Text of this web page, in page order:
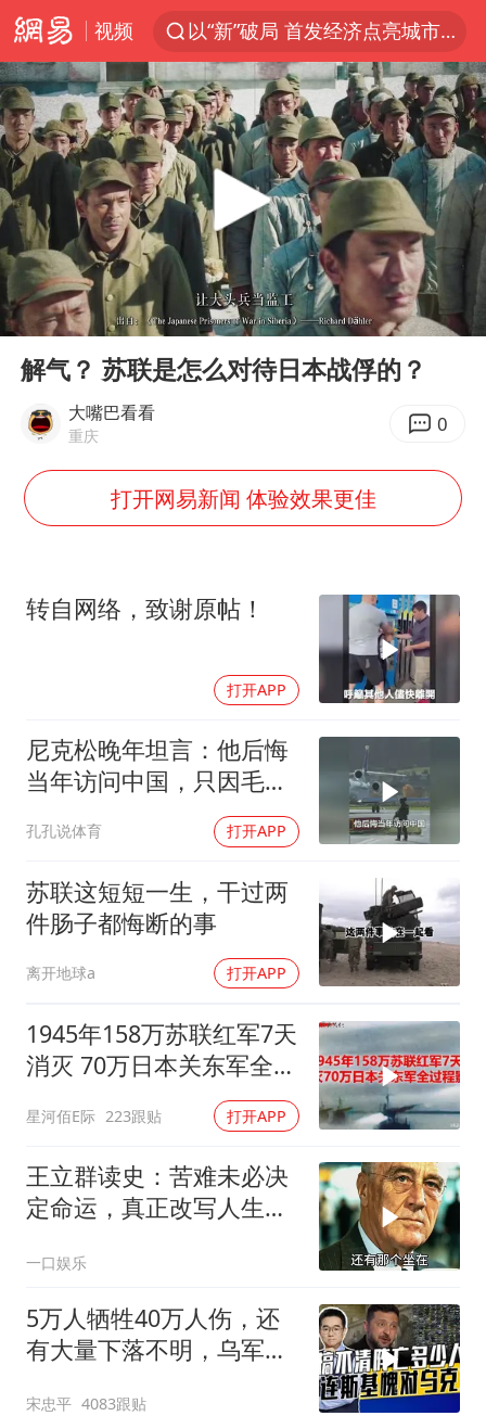
视频
以“新”破局 首发经济点亮城市消费活力
台风白海豚进入48小时警戒线
佛得角门将亮相智利俱乐部主场
中方回应是否在太平洋海底开采稀土
看守所辅警收受10万获刑1年
宇树科技发行价格150.80元/股
五粮液渠道价一箱上涨近百元
CIA被曝已秘密设立古巴工作组
把党建设得更加坚强有力
村民谈“梅姨”：叫的其实是“媒姨”
哪吒汽车南宁工厂设备降价20%拍卖
奋进开新局 实干挑大梁
Play
00:00 05:01
解气？ 苏联是怎么对待日本战俘的？
大嘴巴看看
重庆 0
打开网易新闻 体验效果更佳
转自网络，致谢原帖！
打开APP
尼克松晚年坦言：他后悔
当年访问中国，只因毛主
孔孔说体育 打开APP
苏联这短短一生，干过两
件肠子都悔断的事
离开地球a 打开APP
1945年158万苏联红军7天
消灭 70万日本关东军全过
星河佰E际 223跟贴 打开APP
王立群读史：苦难未必决
定命运，真正改写人生的
一口娱乐
5万人牺牲40万人伤，还
有大量下落不明，乌军伤
宋忠平 4083跟贴